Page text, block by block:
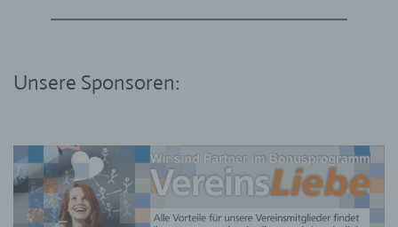
Unsere Sponsoren:
b) betroffene Person
personenbezogene Daten von dem für die
c) Verarbeitung
Verarbeitung ist jeder mit oder ohne Hilfe
automatisierter Verfahren ausgeführte Vorgang
oder jede solche Vorgangsreihe im